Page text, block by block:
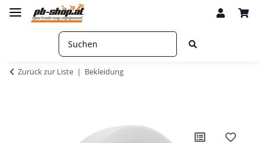
Zurück zur Liste Bekleidung